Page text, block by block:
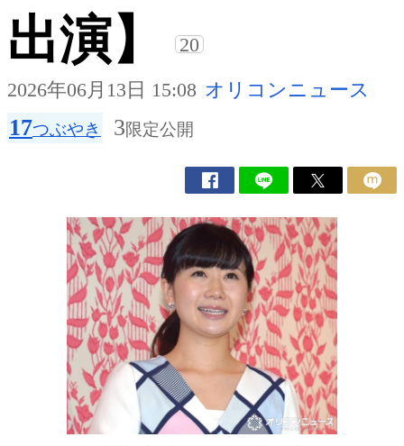
出演】
20
2026年06月13日 15:08 オリコンニュース
17つぶやき 3限定公開